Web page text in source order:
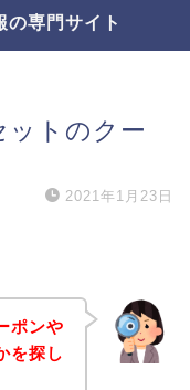
の専門サイト
ットのクー
2021年1月23日
ポンや
を探し